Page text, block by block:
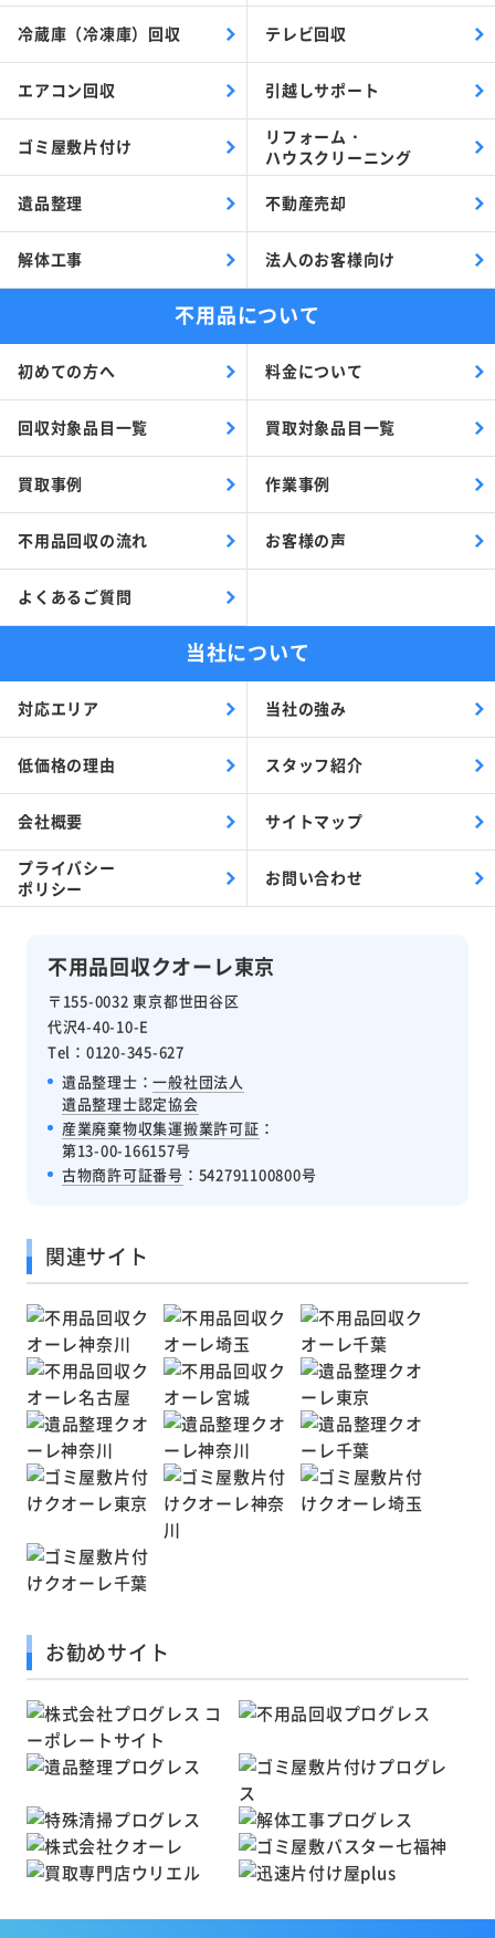
不用品回収クオーレ東京
〒155-0032 東京都世田谷区
代沢4-40-10-E
Tel：0120-345-627
遺品整理士：一般社団法人
遺品整理士認定協会
産業廃棄物収集運搬業許可証 ：
第13-00-166157号
古物商許可証番号 ：542791100800号
冷蔵庫（冷凍庫）回収 テレビ回収
エアコン回収 引越しサポート
ゴミ屋敷片付け
リフォーム・
ハウスクリーニング
遺品整理 不動産売却
解体工事 法人のお客様向け
不用品について
初めての方へ 料金について
回収対象品目一覧 買取対象品目一覧
買取事例 作業事例
不用品回収の流れ お客様の声
よくあるご質問
当社について
対応エリア 当社の強み
低価格の理由 スタッフ紹介
会社概要 サイトマップ
プライバシー
ポリシー
お問い合わせ
関連サイト
お勧めサイト